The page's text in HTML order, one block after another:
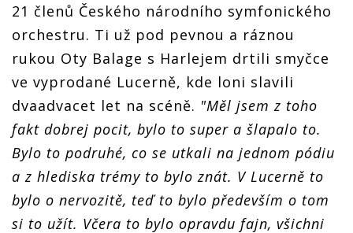
21 členů Českého národního symfonického
orchestru. Ti už pod pevnou a ráznou
rukou Oty Balage s Harlejem drtili smyčce
ve vyprodané Lucerně, kde loni slavili
dvaadvacet let na scéně. "Měl jsem z toho
fakt dobrej pocit, bylo to super a šlapalo to.
Bylo to podruhé, co se utkali na jednom pódiu
a z hlediska trémy to bylo znát. V Lucerně to
bylo o nervozitě, teď to bylo především o tom
si to užít. Včera to bylo opravdu fajn, všichni